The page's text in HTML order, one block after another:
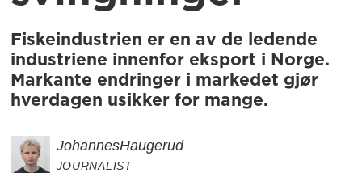
Fiskeindustrien er en av de ledende
industriene innenfor eksport i Norge.
Markante endringer i markedet gjør
hverdagen usikker for mange.
JohannesHaugerud
JOURNALIST